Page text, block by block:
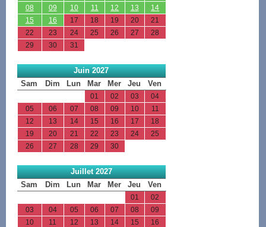
08
09 10 11 12 13
14
15
16 17 18 19 20
21
22
23 24 25 26 27
28
29
30 31
Juin 2027
Sam
Dim Lun Mar Mer Jeu Ven
01 02 03
04
05
06 07 08 09 10
11
12
13 14 15 16 17
18
19
20 21 22 23 24
25
26
27 28 29 30
Juillet 2027
Sam
Dim Lun Mar Mer Jeu Ven
01
02
03
04 05 06 07 08
09
10
11 12 13 14 15 16